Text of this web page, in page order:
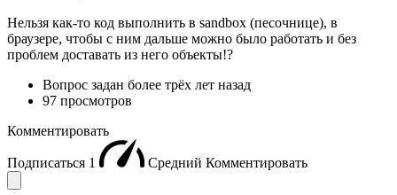
Нельзя как-то код выполнить в sandbox (песочнице), в
браузере, чтобы с ним дальше можно было работать и без
проблем доставать из него объекты!?
Вопрос задан более трёх лет назад
97 просмотров
Комментировать
Подписаться 1 Средний Комментировать